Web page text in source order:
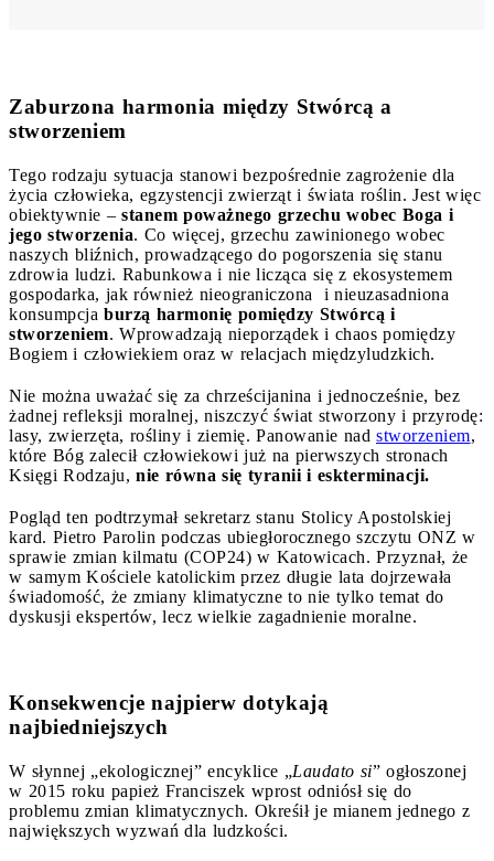
Zaburzona harmonia między Stwórcą a
stworzeniem
Tego rodzaju sytuacja stanowi bezpośrednie zagrożenie dla
życia człowieka, egzystencji zwierząt i świata roślin. Jest więc
obiektywnie – stanem poważnego grzechu wobec Boga i
jego stworzenia. Co więcej, grzechu zawinionego wobec
naszych bliźnich, prowadzącego do pogorszenia się stanu
zdrowia ludzi. Rabunkowa i nie licząca się z ekosystemem
gospodarka, jak również nieograniczona i nieuzasadniona
konsumpcja burzą harmonię pomiędzy Stwórcą i
stworzeniem. Wprowadzają nieporządek i chaos pomiędzy
Bogiem i człowiekiem oraz w relacjach międzyludzkich.
Nie można uważać się za chrześcijanina i jednocześnie, bez
żadnej refleksji moralnej, niszczyć świat stworzony i przyrodę:
lasy, zwierzęta, rośliny i ziemię. Panowanie nad stworzeniem,
które Bóg zalecił człowiekowi już na pierwszych stronach
Księgi Rodzaju, nie równa się tyranii i eskterminacji.
Pogląd ten podtrzymał sekretarz stanu Stolicy Apostolskiej
kard. Pietro Parolin podczas ubiegłorocznego szczytu ONZ w
sprawie zmian kilmatu (COP24) w Katowicach. Przyznał, że
w samym Kościele katolickim przez długie lata dojrzewała
świadomość, że zmiany klimatyczne to nie tylko temat do
dyskusji ekspertów, lecz wielkie zagadnienie moralne.
Konsekwencje najpierw dotykają
najbiedniejszych
W słynnej „ekologicznej” encyklice „Laudato si” ogłoszonej
w 2015 roku papież Franciszek wprost odniósł się do
problemu zmian klimatycznych. Okreśił je mianem jednego z
największych wyzwań dla ludzkości.